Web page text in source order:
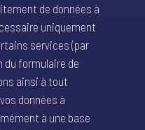
de données à
uniquement
services (par
du formulaire de
ainsi à tout
données à
à une base